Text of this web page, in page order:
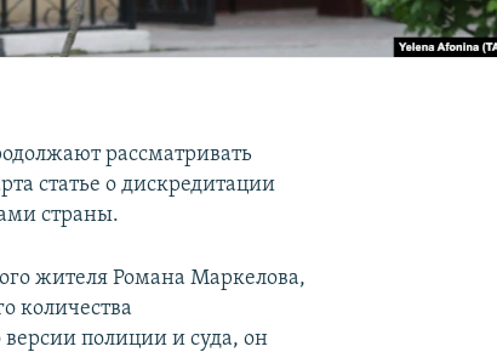
рассматривать
статье о дискредитации
страны.
жителя Романа Маркелова,
количества
полиции и суда, он